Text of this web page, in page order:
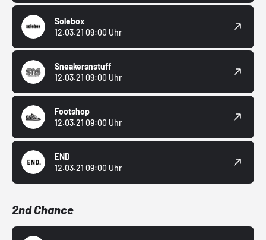
Solebox
12.03.21 09:00 Uhr
Sneakersnstuff
12.03.21 09:00 Uhr
Footshop
12.03.21 09:00 Uhr
END
12.03.21 09:00 Uhr
2nd Chance